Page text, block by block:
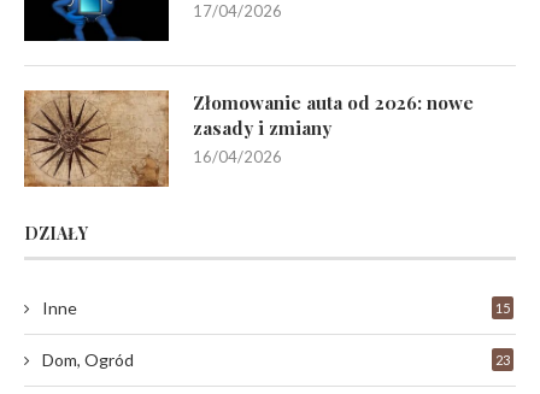
17/04/2026
Złomowanie auta od 2026: nowe
zasady i zmiany
16/04/2026
DZIAŁY
Inne 15
Dom, Ogród 23